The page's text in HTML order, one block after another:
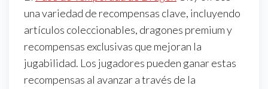
una variedad de recompensas clave, incluyendo
artículos coleccionables, dragones premium y
recompensas exclusivas que mejoran la
jugabilidad. Los jugadores pueden ganar estas
recompensas al avanzar a través de la